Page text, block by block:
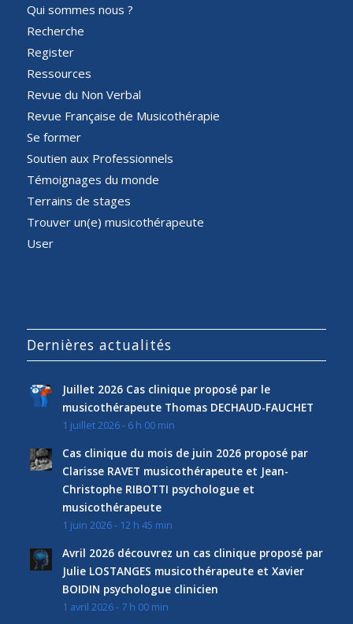
Qui sommes nous ?
Recherche
Register
Ressources
Revue du Non Verbal
Revue Française de Musicothérapie
Se former
Soutien aux Professionnels
Témoignages du monde
Terrains de stages
Trouver un(e) musicothérapeute
User
Dernières actualités
Juillet 2026 Cas clinique proposé par le
musicothérapeute Thomas DECHAUD-FAUCHET
1 juillet 2026 - 6 h 00 min
Cas clinique du mois de juin 2026 proposé par
Clarisse RAVET musicothérapeute et Jean-
Christophe RIBOTTI psychologue et
musicothérapeute
1 juin 2026 - 12 h 45 min
Avril 2026 découvrez un cas clinique proposé par
Julie LOSTANGES musicothérapeute et Xavier
BOIDIN psychologue clinicien
1 avril 2026 - 7 h 00 min